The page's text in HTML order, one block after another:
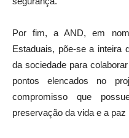
Por fim, a AND, em
Estaduais, põe-se a inteira
da sociedade para
pontos elencados no
compromisso que
preservação da vida e a paz